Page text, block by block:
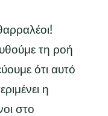
τη ροή
ότι αυτό
η
στο